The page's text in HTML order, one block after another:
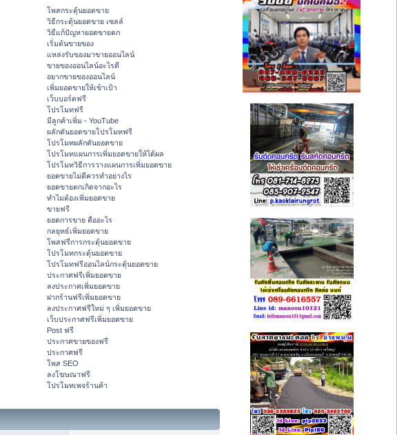
โพสกระตุ้นยอดขาย
วิธีกระตุ้นยอดขาย เซลล์
วิธีแก้ปัญหายอดขายตก
เริ่มต้นขายของ
แหล่งรับของมาขายออนไลน์
ขายของออนไลน์อะไรดี
อยากขายของออนไลน์
เพิ่มยอดขายให้เข้าเป้า
เว็บบอร์ดฟรี
โปรโมทฟรี
มีลูกค้าเพิ่ม - YouTube
ผลักดันยอดขายโปรโมทฟรี
โปรโมทผลักดันยอดขาย
โปรโมทแผนการเพิ่มยอดขายให้ได้ผล
โปรโมทวิธีการวางแผนการเพิ่มยอดขาย
ยอดขายไม่ดีควรทำอย่างไร
ยอดขายตกเกิดจากอะไร
ทำไมต้องเพิ่มยอดขาย
ขายฟรี
ยอดการขาย คืออะไร
กลยุทธ์เพิ่มยอดขาย
โพสฟรีการกระตุ้นยอดขาย
โปรโมทกระตุ้นยอดขาย
โปรโมทฟรีออนไลน์กระตุ้นยอดขาย
ประกาศฟรีเพิ่มยอดขาย
ลงประกาศเพิ่มยอดขาย
ฝากร้านฟรีเพิ่มยอดขาย
ลงประกาศฟรีใหม่ ๆ เพิ่มยอดขาย
เว็บประกาศฟรีเพิ่มยอดขาย
Post ฟรี
ประกาศขายของฟรี
ประกาศฟรี
โพส SEO
ลงโฆษณาฟรี
โปรโมทเพจร้านค้า